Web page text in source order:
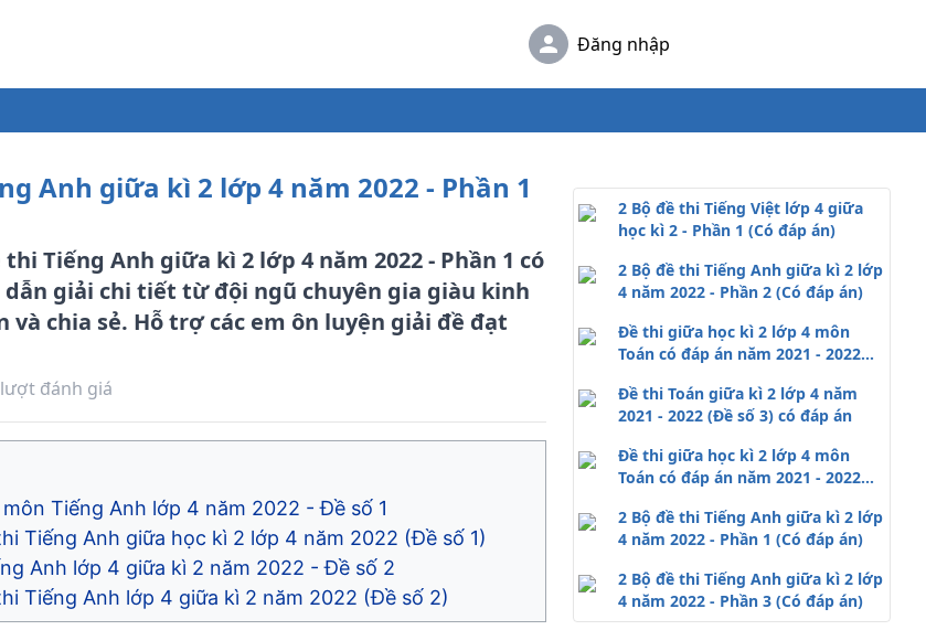
Đăng nhập
Anh giữa kì 2 lớp 4 năm 2022 - Phần 1
Tiếng Anh giữa kì 2 lớp 4 năm 2022 - Phần 1 có
giải chi tiết từ đội ngũ chuyên gia giàu kinh
và chia sẻ. Hỗ trợ các em ôn luyện giải đề đạt
lượt đánh giá
Tiếng Anh lớp 4 năm 2022 - Đề số 1
Tiếng Anh giữa học kì 2 lớp 4 năm 2022 (Đề số 1)
Anh lớp 4 giữa kì 2 năm 2022 - Đề số 2
Tiếng Anh lớp 4 giữa kì 2 năm 2022 (Đề số 2)
2 Bộ đề thi Tiếng Việt lớp 4 giữa
học kì 2 - Phần 1 (Có đáp án)
2 Bộ đề thi Tiếng Anh giữa kì 2 lớp
4 năm 2022 - Phần 2 (Có đáp án)
Đề thi giữa học kì 2 lớp 4 môn
Toán có đáp án năm 2021 - 2022
Đề thi Toán giữa kì 2 lớp 4 năm
2021 - 2022 (Đề số 3) có đáp án
Đề thi giữa học kì 2 lớp 4 môn
Toán có đáp án năm 2021 - 2022
2 Bộ đề thi Tiếng Anh giữa kì 2 lớp
4 năm 2022 - Phần 1 (Có đáp án)
2 Bộ đề thi Tiếng Anh giữa kì 2 lớp
4 năm 2022 - Phần 3 (Có đáp án)